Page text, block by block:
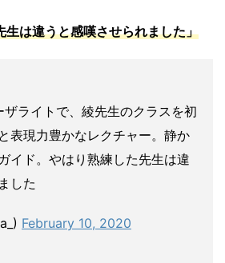
生は違うと感嘆させられました」
ライトで、綾先生のクラスを初
表現力豊かなレクチャー。静か
イド。やはり熟練した先生は違
した
February 10, 2020